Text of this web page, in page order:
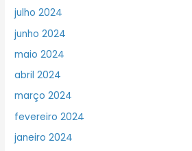
julho 2024
junho 2024
maio 2024
abril 2024
março 2024
fevereiro 2024
janeiro 2024